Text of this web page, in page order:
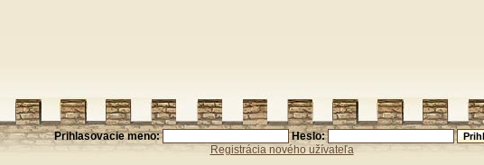
Prihlasovacie meno:
Heslo:
Registrácia nového užívateľa